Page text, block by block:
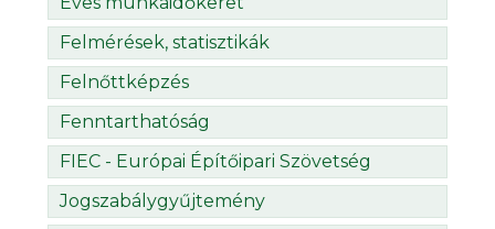
Felmérések, statisztikák
Felnőttképzés
Fenntarthatóság
FIEC - Európai Építőipari Szövetség
Jogszabálygyűjtemény